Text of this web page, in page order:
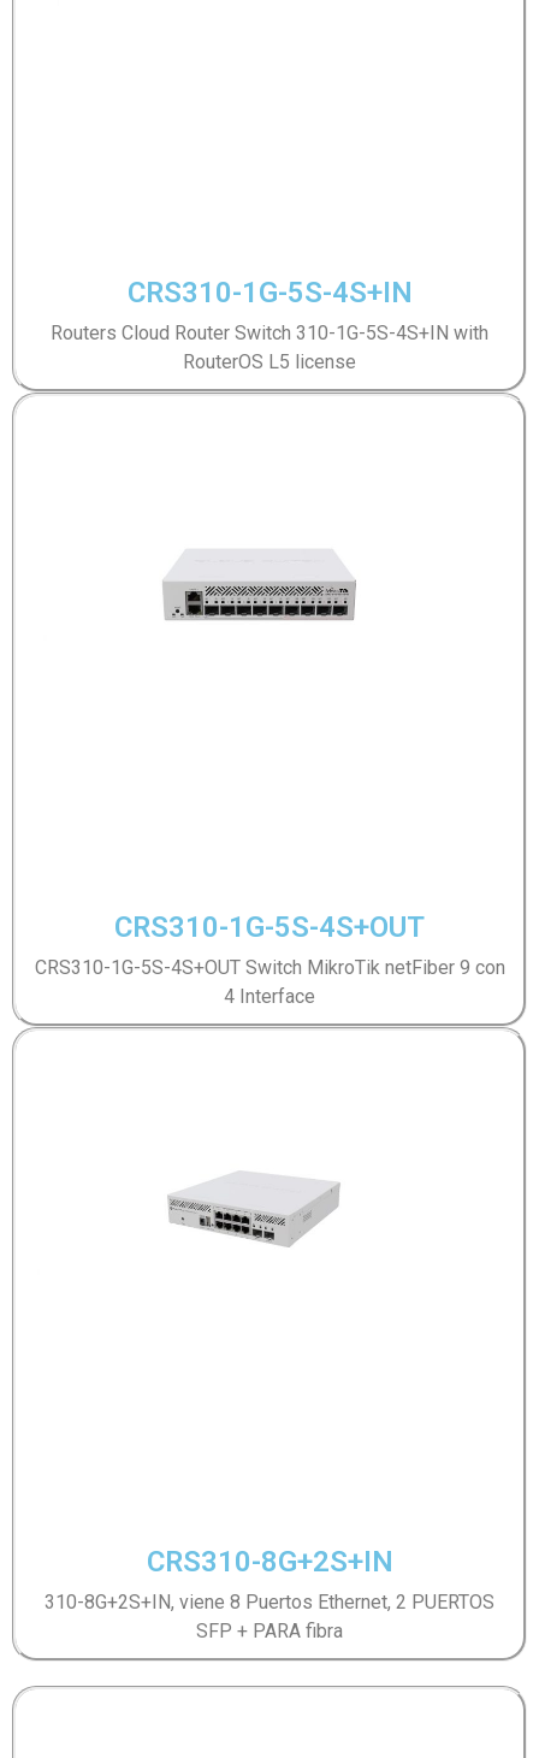
CRS310-1G-5S-4S+IN
Routers Cloud Router Switch 310-1G-5S-4S+IN with
RouterOS L5 license
CRS310-1G-5S-4S+OUT
CRS310-1G-5S-4S+OUT Switch MikroTik netFiber 9 con
4 Interface
CRS310-8G+2S+IN
310-8G+2S+IN, viene 8 Puertos Ethernet, 2 PUERTOS
SFP + PARA fibra